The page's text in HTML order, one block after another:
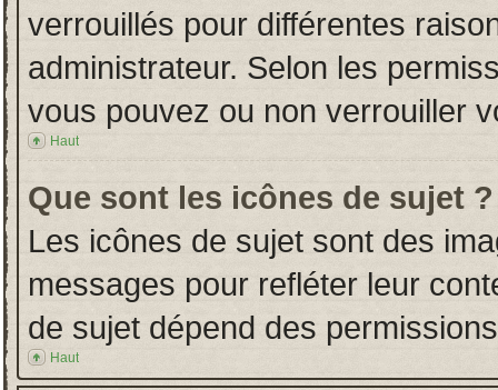
verrouillés pour différentes
administrateur. Selon les
vous pouvez ou non verrouiller
Haut
Que sont les icônes de sujet ?
Les icônes de sujet sont des
messages pour refléter leur
de sujet dépend des
Haut